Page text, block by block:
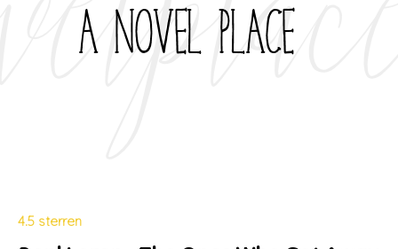
4.5 sterren